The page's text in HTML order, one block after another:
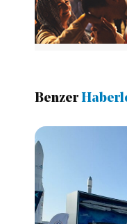
Benzer